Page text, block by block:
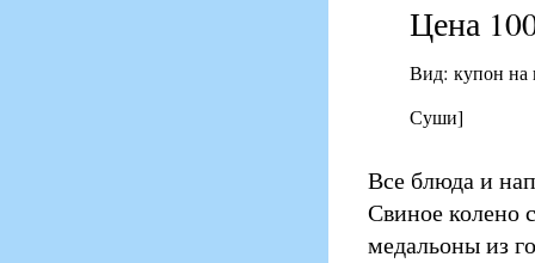
Цена
Вид: купон
Суши]
Все блюда и
Свиное колено
медальоны из